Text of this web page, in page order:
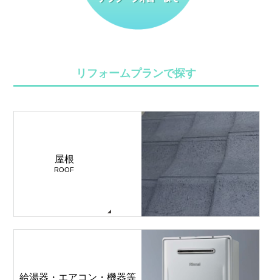
リフォームプランで探す
屋根
ROOF
給湯器・エアコン・機器等